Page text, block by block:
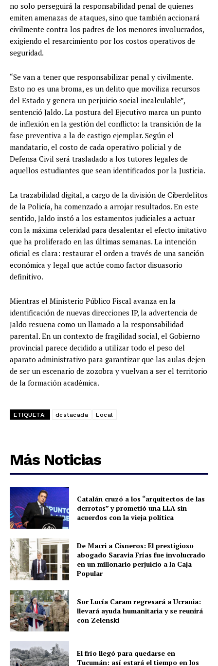
no solo perseguirá la responsabilidad penal de quienes
emiten amenazas de ataques, sino que también accionará
civilmente contra los padres de los menores involucrados,
exigiendo el resarcimiento por los costos operativos de
seguridad.
“Se van a tener que responsabilizar penal y civilmente.
Esto no es una broma, es un delito que moviliza recursos
del Estado y genera un perjuicio social incalculable”,
sentenció Jaldo. La postura del Ejecutivo marca un punto
de inflexión en la gestión del conflicto: la transición de la
fase preventiva a la de castigo ejemplar. Según el
mandatario, el costo de cada operativo policial y de
Defensa Civil será trasladado a los tutores legales de
aquellos estudiantes que sean identificados por la Justicia.
La trazabilidad digital, a cargo de la división de Ciberdelitos
de la Policía, ha comenzado a arrojar resultados. En este
sentido, Jaldo instó a los estamentos judiciales a actuar
con la máxima celeridad para desalentar el efecto imitativo
que ha proliferado en las últimas semanas. La intención
oficial es clara: restaurar el orden a través de una sanción
económica y legal que actúe como factor disuasorio
definitivo.
Mientras el Ministerio Público Fiscal avanza en la
identificación de nuevas direcciones IP, la advertencia de
Jaldo resuena como un llamado a la responsabilidad
parental. En un contexto de fragilidad social, el Gobierno
provincial parece decidido a utilizar todo el peso del
aparato administrativo para garantizar que las aulas dejen
de ser un escenario de zozobra y vuelvan a ser el territorio
de la formación académica.
ETIQUETA: destacada Local
Más Noticias
Catalán cruzó a los “arquitectos de las
derrotas” y prometió una LLA sin
acuerdos con la vieja política
De Macri a Cisneros: El prestigioso
abogado Saravia Frías fue involucrado
en un millonario perjuicio a la Caja
Popular
Sor Lucía Caram regresará a Ucrania:
llevará ayuda humanitaria y se reunirá
con Zelenski
El frío llegó para quedarse en
Tucumán: así estará el tiempo en los